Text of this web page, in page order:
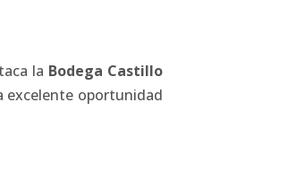
la Bodega Castillo
excelente oportunidad